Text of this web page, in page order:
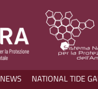
NEWS NATIONAL TIDE